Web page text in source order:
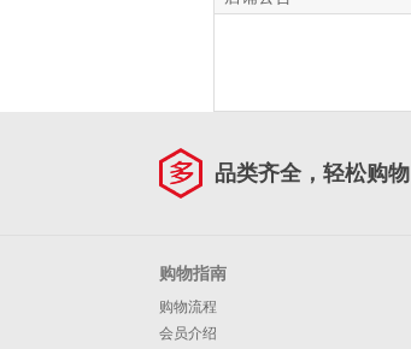
品类齐全，轻松购物
购物指南
购物流程
会员介绍